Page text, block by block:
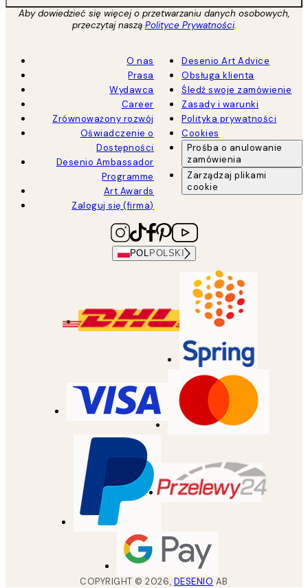
Aby dowiedzieć się więcej o przetwarzaniu danych osobowych,
przeczytaj naszą Polityce Prywatności.
O nas
Prasa
Wydawca
Career
Zrównoważony rozwój
Oświadczenie o
Dostępności
Desenio Ambassador
Programme
Art Awards
Zaloguj się (firma)
Desenio Art Advice
Obsługa klienta
Śledź swoje zamówienie
Zasady i warunki
Polityka prywatności
Cookies
Prośba o anulowanie
zamówienia
Zarządzaj plikami
cookie
POL POLSKI
COPYRIGHT ©2026, DESENIO AB